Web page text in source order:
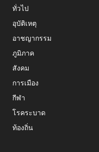
ทั่วไป
อุบัติเหตุ
อาชญากรรม
ภูมิภาค
สังคม
การเมือง
กีฬา
โรคระบาด
ท้องถิ่น